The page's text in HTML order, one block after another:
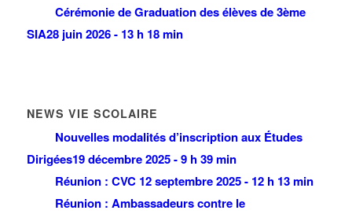
Cérémonie de Graduation des élèves de 3ème
SIA28 juin 2026 - 13 h 18 min
NEWS VIE SCOLAIRE
Nouvelles modalités d’inscription aux Études
Dirigées19 décembre 2025 - 9 h 39 min
Réunion : CVC 12 septembre 2025 - 12 h 13 min
Réunion : Ambassadeurs contre le